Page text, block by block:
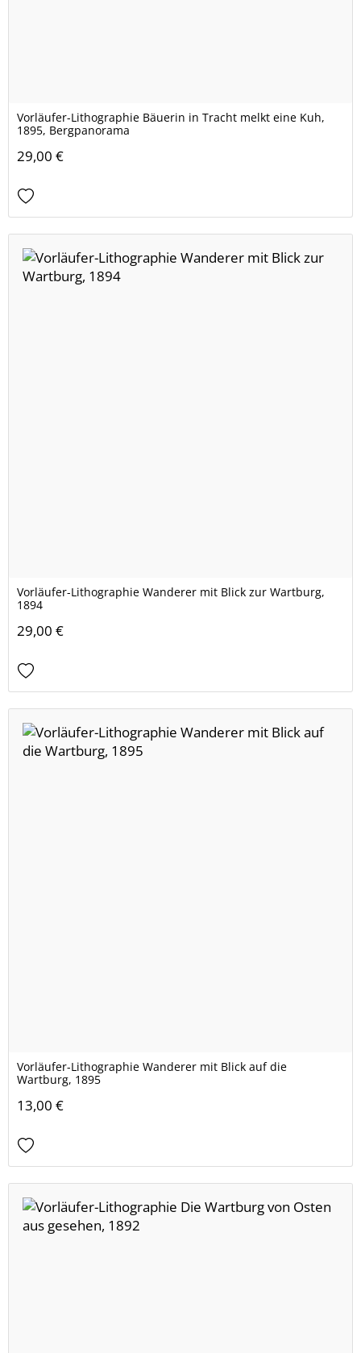
Vorläufer-Lithographie Bäuerin in Tracht melkt eine Kuh,
1895, Bergpanorama
29,00 €
Vorläufer-Lithographie Wanderer mit Blick zur Wartburg,
1894
29,00 €
Vorläufer-Lithographie Wanderer mit Blick auf die
Wartburg, 1895
13,00 €